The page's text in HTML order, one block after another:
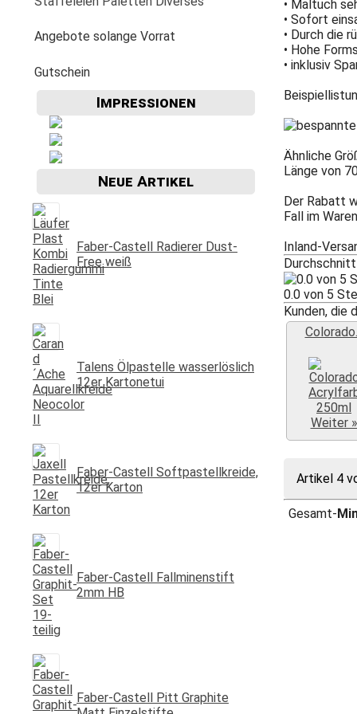
Verzögerer Liquid
Molotow
POSCA
Winsor&Newton Aquarell
Zentangle-Zeichensets
Bogenware
echt Bütten Blocks
Winsor&Newton
Skizze Transparent Universal
Canson
Colorado + Diverse
Fabriano
Hahnemühle
Marpa
Römerturm
Skizzenbücher
Daler-Rowney
Hahnemühle
Tschernoch
Transparent
papier
Werkzeug
Staffeleien
Paletten Pinselzubehör
Diverses Sonstiges
Angebote solange Vorrat
Gutschein
Impressionen
Neue Artikel
Faber-Castell Radierer Dust-
Free weiß
Talens Ölpastelle wasserlöslich
12er Kartonetui
Faber-Castell Softpastellkreide,
12er Karton
Faber-Castell Fallminenstift
2mm HB
Faber-Castell Pitt Graphite
• Maltuch
• Sofort
• Durch die
• Hohe
• inklusiv
Ähnliche
Länge von
Der Rabatt
Fall im
Inland-
0.0 von 5
Kunden, die
Weiter »
Artikel 4
Gesamt-